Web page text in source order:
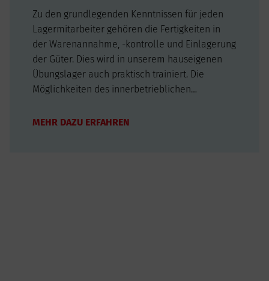
Zu den grundlegenden Kenntnissen für jeden
Lagermitarbeiter gehören die Fertigkeiten in
der Warenannahme, -kontrolle und Einlagerung
der Güter. Dies wird in unserem hauseigenen
Übungslager auch praktisch trainiert. Die
Möglichkeiten des innerbetrieblichen
Arbeits- und Gesundheitsschutz gehören
MEHR DAZU ERFAHREN